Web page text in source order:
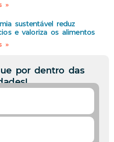
»
sustentável reduz
e valoriza os alimentos
»
por dentro das